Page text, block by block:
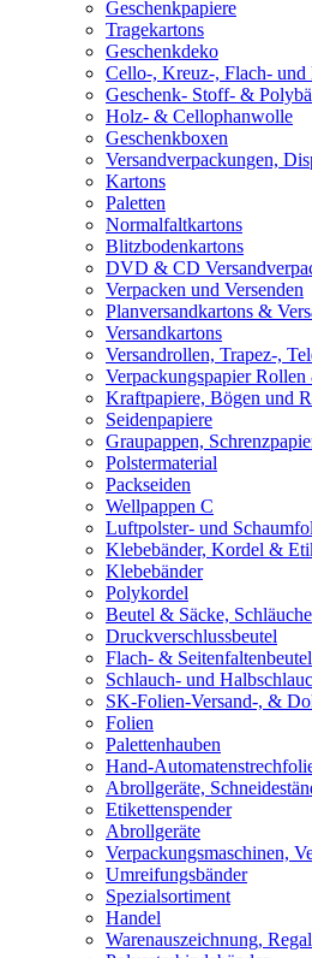
Geschenkpapiere
Tragekartons
Geschenkdeko
Cello-, Kreuz-, Flach- und
Geschenk- Stoff- &
Holz- & Cellophanwolle
Geschenkboxen
Versandverpackungen,
Kartons
Paletten
Normalfaltkartons
Blitzbodenkartons
DVD & CD
Verpacken und Versenden
Planversandkartons &
Versandkartons
Versandrollen, Trapez-,
Verpackungspapier
Kraftpapiere, Bögen und
Seidenpapiere
Graupappen,
Polstermaterial
Packseiden
Wellpappen C
Luftpolster- und
Klebebänder, Kordel &
Klebebänder
Polykordel
Beutel & Säcke, Schläuche
Druckverschlussbeutel
Flach- & Seitenfaltenbeutel
Schlauch- und
SK-Folien-Versand-, &
Folien
Palettenhauben
Hand-
Abrollgeräte,
Etikettenspender
Abrollgeräte
Verpackungsmaschinen,
Umreifungsbänder
Spezialsortiment
Handel
Warenauszeichnung,